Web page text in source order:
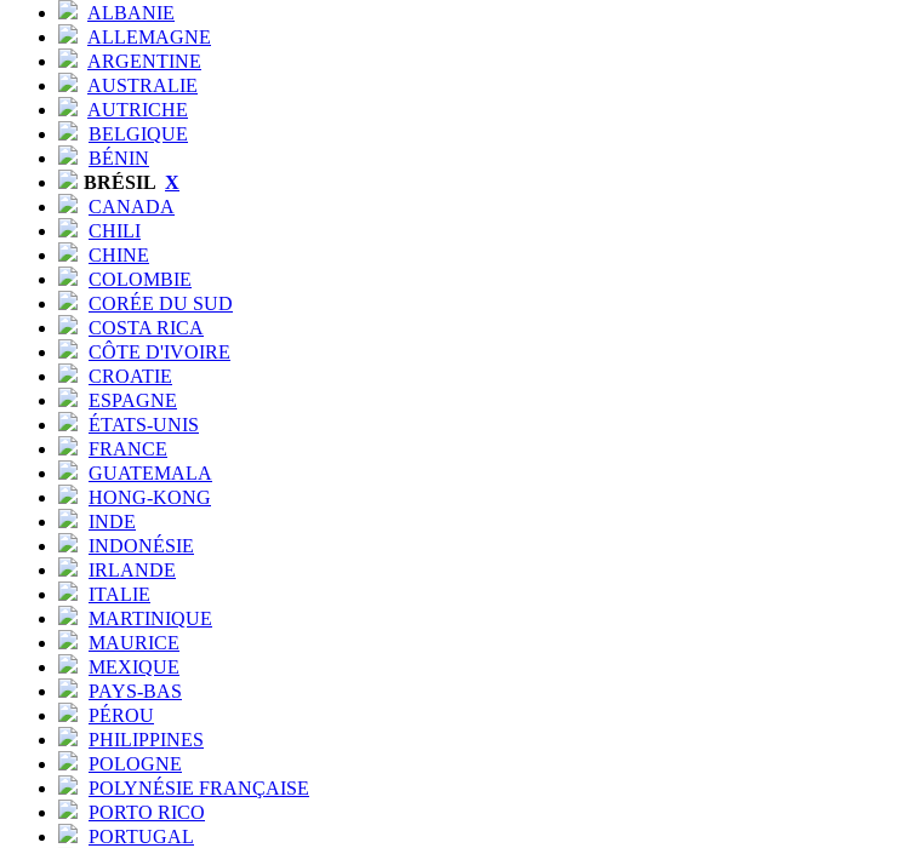
ALBANIE
ALLEMAGNE
ARGENTINE
AUSTRALIE
AUTRICHE
BELGIQUE
BÉNIN
BRÉSIL X
CANADA
CHILI
CHINE
COLOMBIE
CORÉE DU SUD
COSTA RICA
CÔTE D'IVOIRE
CROATIE
ESPAGNE
ÉTATS-UNIS
FRANCE
GUATEMALA
HONG-KONG
INDE
INDONÉSIE
IRLANDE
ITALIE
MARTINIQUE
MAURICE
MEXIQUE
PAYS-BAS
PÉROU
PHILIPPINES
POLOGNE
POLYNÉSIE FRANÇAISE
PORTO RICO
PORTUGAL